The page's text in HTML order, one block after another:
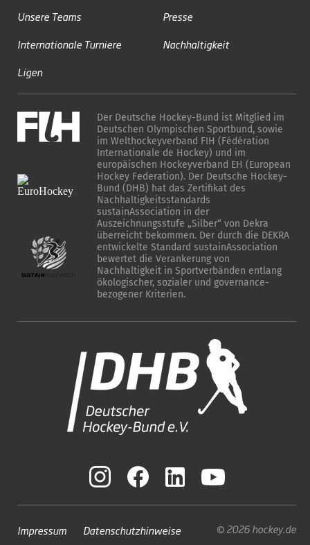
Unsere Teams
Internationale Turniere
Ligen
Presse
Nachhaltigkeit
Der Deutsche Hockey-Bund ist Mitglied im
Deutschen Olympischen Sportbund, sowie
im Welthockeyverband FIH (Fédération
Internationale de Hockey) und im
europäischen Hockeyverband EH (European
Hockey Federation). Der Deutsche Hockey-
Bund (DHB) hat das Zertifikat des
Nachhaltigkeitsstandards
sustainAssociation in der
Auszeichnungsstufe „Silber“ von Dekra
überreicht bekommen. Der durch die DEKRA
entwickelte Standard sustainAssociation
bewertet die Verankerung von
Nachhaltigkeit in Sportverbänden entlang
ökologischer, sozialer und governance-
bezogener Kriterien.
Impressum Datenschutzhinweise © 2026 hockey.de